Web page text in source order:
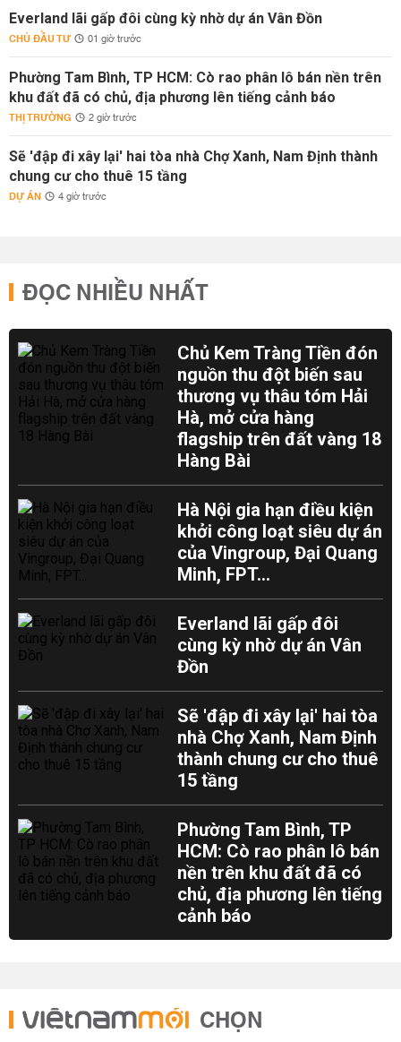
Everland lãi gấp đôi cùng kỳ nhờ dự án Vân Đồn
CHỦ ĐẦU TƯ 01 giờ trước
Phường Tam Bình, TP HCM: Cò rao phân lô bán nền trên
khu đất đã có chủ, địa phương lên tiếng cảnh báo
THỊ TRƯỜNG 2 giờ trước
Sẽ 'đập đi xây lại' hai tòa nhà Chợ Xanh, Nam Định thành
chung cư cho thuê 15 tầng
DỰ ÁN 4 giờ trước
ĐỌC NHIỀU NHẤT
Chủ Kem Tràng Tiền đón
nguồn thu đột biến sau
thương vụ thâu tóm Hải
Hà, mở cửa hàng
flagship trên đất vàng 18
Hàng Bài
Hà Nội gia hạn điều kiện
khởi công loạt siêu dự án
của Vingroup, Đại Quang
Minh, FPT...
Everland lãi gấp đôi
cùng kỳ nhờ dự án Vân
Đồn
Sẽ 'đập đi xây lại' hai tòa
nhà Chợ Xanh, Nam Định
thành chung cư cho thuê
15 tầng
Phường Tam Bình, TP
HCM: Cò rao phân lô bán
nền trên khu đất đã có
chủ, địa phương lên tiếng
cảnh báo
CHỌN